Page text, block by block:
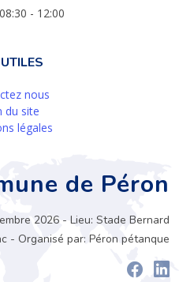
08:30 - 12:00
nous
du site
légales
de Péron
2026 - Lieu: Stade Bernard
- Organisé par: Péron pétanque